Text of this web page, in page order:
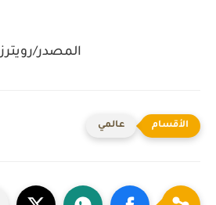
المصدر/رويترز
عالمي